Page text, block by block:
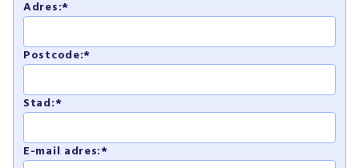
Adres:*
Postcode:*
Stad:*
E-mail adres:*